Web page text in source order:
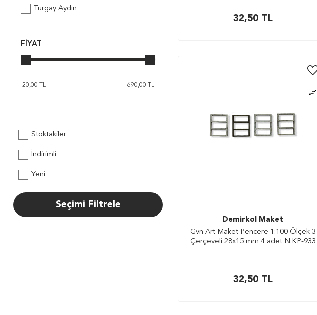
Turgay Aydın
FIYAT
Stoktakiler
İndirimli
Yeni
Seçimi Filtrele
32,50TL
Demirkol Maket
Gvn Art Maket Pencere 1:100 Ölçek 3
Çerçeveli 28x15 mm 4 adet N:KP-933
32,50TL